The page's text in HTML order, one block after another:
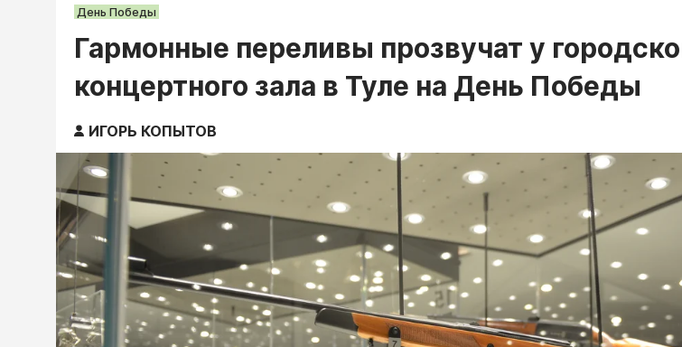
День Победы
Гармонные переливы прозвучат у
концертного зала в Туле на День Победы
ИГОРЬ КОПЫТОВ